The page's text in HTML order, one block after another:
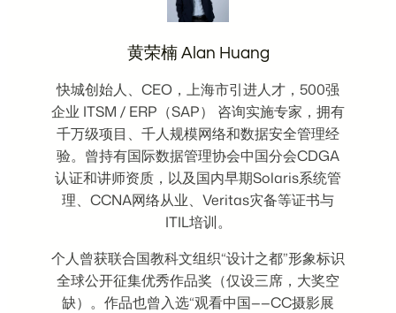
黄荣楠 Alan Huang
快城创始人、CEO，上海市引进人才，500强
企业 ITSM / ERP（SAP） 咨询实施专家，拥有
千万级项目、千人规模网络和数据安全管理经
验。曾持有国际数据管理协会中国分会CDGA
认证和讲师资质，以及国内早期Solaris系统管
理、CCNA网络从业、Veritas灾备等证书与
ITIL培训。
个人曾获联合国教科文组织“设计之都”形象标识
全球公开征集优秀作品奖（仅设三席，大奖空
缺）。作品也曾入选“观看中国——CC摄影展